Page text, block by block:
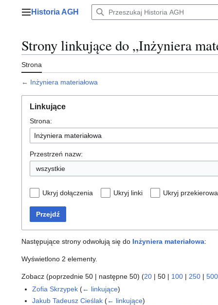
Menu główne
Historia AGH
Strony linkujące do „Inżyniera
Strona
← Inżyniera materiałowa
Linkujące
Strona:
Przestrzeń nazw:
wszystkie
Ukryj dołączenia Ukryj linki Ukryj
Przejdź
Następujące strony odwołują się do Inżyniera materiałowa:
Wyświetlono 2 elementy.
Zobacz (poprzednie 50 | następne 50) (20 | 50 | 100 | 250 | 500
Zofia Skrzypek (← linkujące)
Jakub Tadeusz Cieślak (← linkujące)